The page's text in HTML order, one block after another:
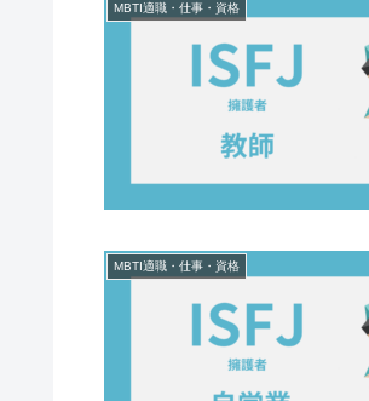
MBTI適職・仕事・資格
MBTI適職・仕事・資格